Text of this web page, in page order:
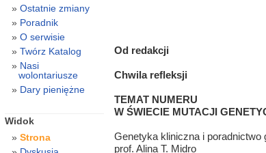
Od redakcji
Chwila refleksji
TEMAT NUMERU
W ŚWIECIE MUTACJI
Genetyka kliniczna i poradnictwo
prof. Alina T. Midro
Ostatnie zmiany
Poradnik
O serwisie
Twórz Katalog
Nasi
wolontariusze
Dary pieniężne
Widok
Strona